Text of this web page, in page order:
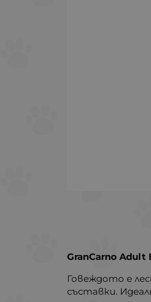
GranCarno Adult
Говеждото е
съставки.